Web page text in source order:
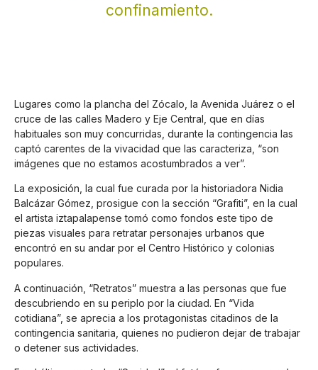
confinamiento.
Lugares como la plancha del Zócalo, la Avenida Juárez o el
cruce de las calles Madero y Eje Central, que en días
habituales son muy concurridas, durante la contingencia las
captó carentes de la vivacidad que las caracteriza, “son
imágenes que no estamos acostumbrados a ver”.
La exposición, la cual fue curada por la historiadora Nidia
Balcázar Gómez, prosigue con la sección “Grafiti”, en la cual
el artista iztapalapense tomó como fondos este tipo de
piezas visuales para retratar personajes urbanos que
encontró en su andar por el Centro Histórico y colonias
populares.
A continuación, “Retratos” muestra a las personas que fue
descubriendo en su periplo por la ciudad. En “Vida
cotidiana”, se aprecia a los protagonistas citadinos de la
contingencia sanitaria, quienes no pudieron dejar de trabajar
o detener sus actividades.